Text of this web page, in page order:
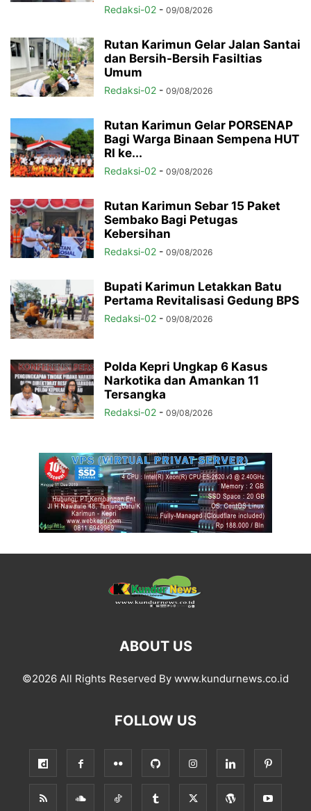
Redaksi-02 - 09/08/2026
Rutan Karimun Gelar Jalan Santai
dan Bersih-Bersih Fasiltias
Umum
Redaksi-02 - 09/08/2026
Rutan Karimun Gelar PORSENAP
Bagi Warga Binaan Sempena HUT
RI ke...
Redaksi-02 - 09/08/2026
Rutan Karimun Sebar 15 Paket
Sembako Bagi Petugas
Kebersihan
Redaksi-02 - 09/08/2026
Bupati Karimun Letakkan Batu
Pertama Revitalisasi Gedung BPS
Redaksi-02 - 09/08/2026
Polda Kepri Ungkap 6 Kasus
Narkotika dan Amankan 11
Tersangka
Redaksi-02 - 09/08/2026
ABOUT US
©2026 All Rights Reserved By www.kundurnews.co.id
FOLLOW US